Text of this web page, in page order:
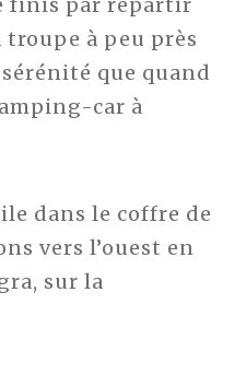
troupe à peu près
que quand
car à
dans le coffre de
vers l’ouest en
sur la